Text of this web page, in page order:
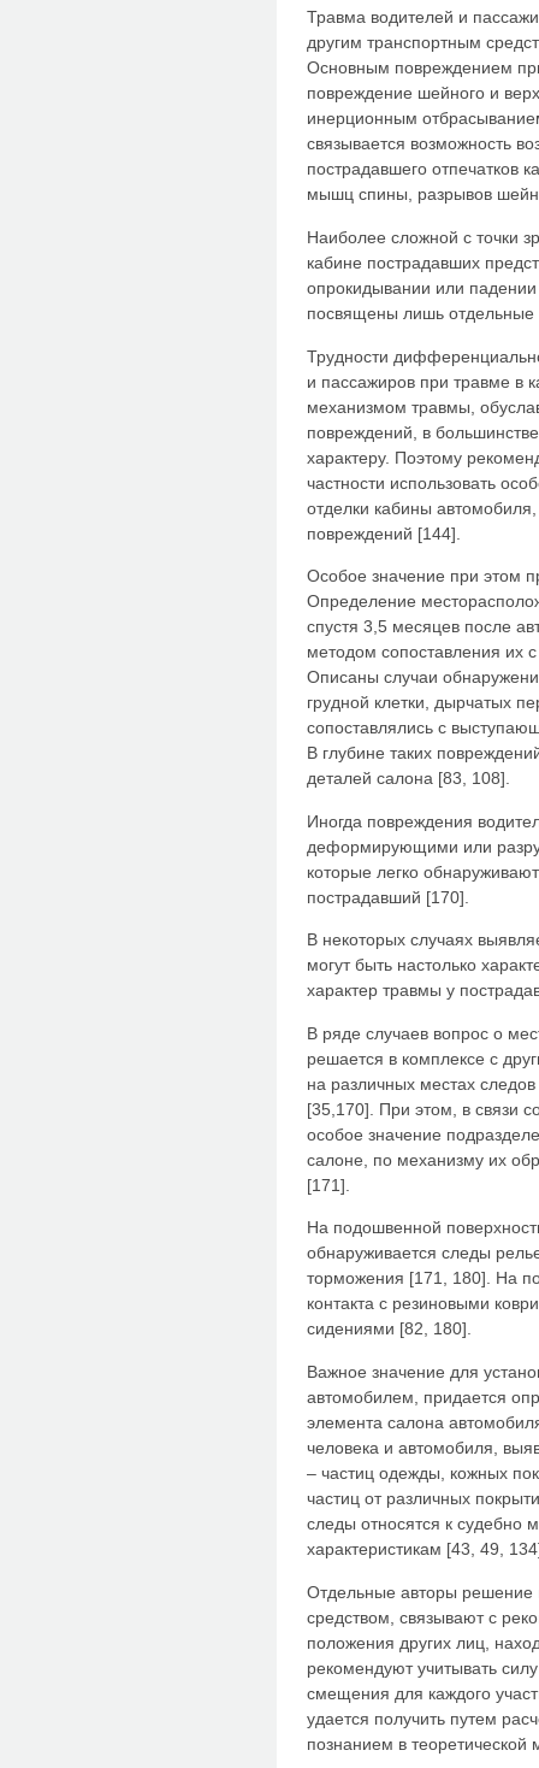
Травма водителей и
другим транспортным
Основным повреждением
повреждение шейного и
инерционным
связывается возможность
пострадавшего отпечатков
мышц спины, разрывов
Наиболее сложной с точки
кабине пострадавших
опрокидывании или
посвящены лишь
Трудности
и пассажиров при травме в
механизмом травмы,
повреждений, в
характеру. Поэтому
частности использовать
отделки кабины
повреждений [144].
Особое значение при этом
Определение
спустя 3,5 месяцев после
методом сопоставления их
Описаны случаи
грудной клетки, дырчатых
сопоставлялись с
В глубине таких
деталей салона [83, 108].
Иногда повреждения
деформирующими или
которые легко
пострадавший [170].
В некоторых случаях
могут быть настолько
характер травмы у
В ряде случаев вопрос о
решается в комплексе с
на различных местах
[35,170]. При этом, в связи
особое значение
салоне, по механизму их
[171].
На подошвенной
обнаруживается следы
торможения [171, 180]. На
контакта с резиновыми
сидениями [82, 180].
Важное значение для
автомобилем, придается
элемента салона
человека и автомобиля,
– частиц одежды, кожных
частиц от различных
следы относятся к судебно
характеристикам [43, 49,
Отдельные авторы решение
средством, связывают с
положения других лиц,
рекомендуют учитывать
смещения для каждого
удается получить путем
познанием в теоретической